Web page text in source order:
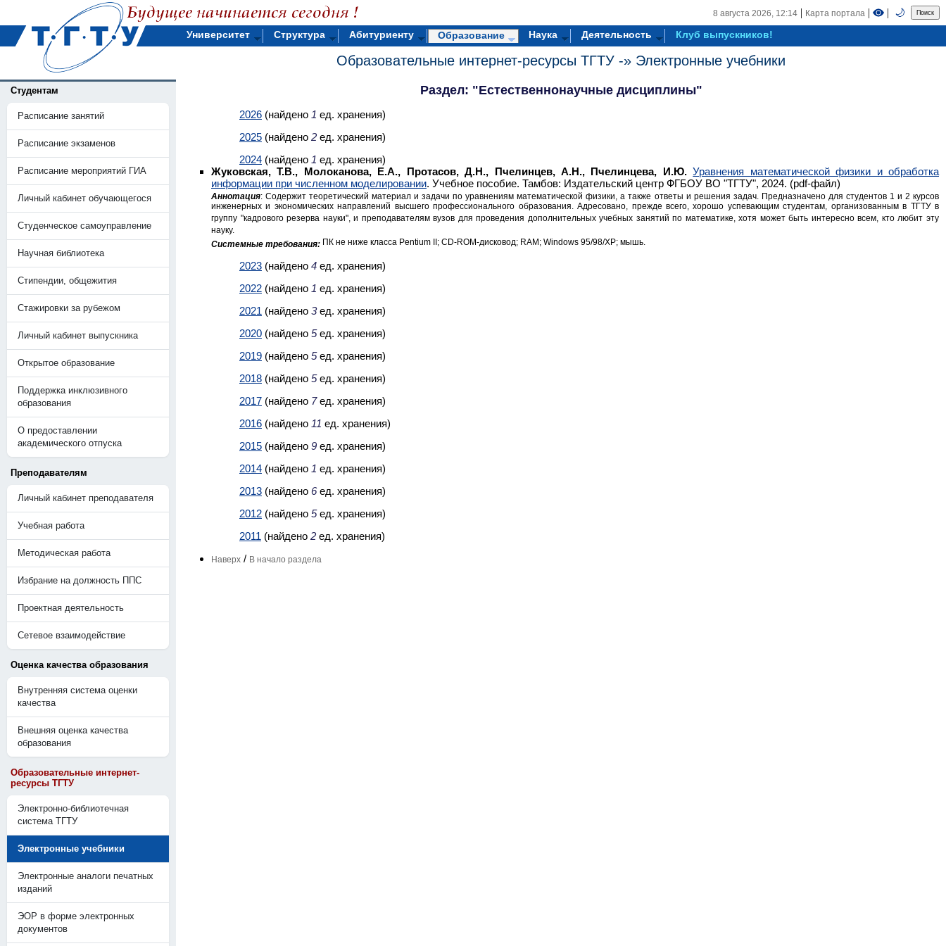
8 августа 2026, 12:14 | Карта портала | | 🌙
Университет Структура Абитуриенту Образование Наука Деятельность Клуб выпускников!
Образовательные интернет-ресурсы ТГТУ -» Электронные учебники
Студентам
Расписание занятий
Расписание экзаменов
Расписание мероприятий ГИА
Личный кабинет обучающегося
Студенческое самоуправление
Научная библиотека
Стипендии, общежития
Стажировки за рубежом
Личный кабинет выпускника
Открытое образование
Поддержка инклюзивного
образования
О предоставлении
академического отпуска
Преподавателям
Личный кабинет преподавателя
Учебная работа
Методическая работа
Избрание на должность ППС
Проектная деятельность
Сетевое взаимодействие
Оценка качества образования
Внутренняя система оценки
качества
Внешняя оценка качества
образования
Образовательные интернет-
ресурсы ТГТУ
Электронно-библиотечная
система ТГТУ
Электронные учебники
Электронные аналоги печатных
изданий
ЭОР в форме электронных
документов
Раздел: "Естественнонаучные дисциплины"
2026 (найдено 1 ед. хранения)
2025 (найдено 2 ед. хранения)
2024 (найдено 1 ед. хранения)
Жуковская, Т.В., Молоканова, Е.А., Протасов, Д.Н., Пчелинцев, А.Н., Пчелинцева, И.Ю. Уравнения математической физики и обработка
информации при численном моделировании. Учебное пособие. Тамбов: Издательский центр ФГБОУ ВО "ТГТУ", 2024. (pdf-файл)
Аннотация: Содержит теоретический материал и задачи по уравнениям математической физики, а также ответы и решения задач. Предназначено для студентов 1 и 2 курсов
инженерных и экономических направлений высшего профессионального образования. Адресовано, прежде всего, хорошо успевающим студентам, организованным в ТГТУ в
группу "кадрового резерва науки", и преподавателям вузов для проведения дополнительных учебных занятий по математике, хотя может быть интересно всем, кто любит эту
науку.
Системные требования: ПК не ниже класса Pentium II; CD-ROM-дисковод; RAM; Windows 95/98/XP; мышь.
2023 (найдено 4 ед. хранения)
2022 (найдено 1 ед. хранения)
2021 (найдено 3ед. хранения)
2020 (найдено 5ед. хранения)
2019 (найдено 5ед. хранения)
2018 (найдено 5ед. хранения)
2017 (найдено 7ед. хранения)
2016 (найдено 11 ед. хранения)
2015 (найдено 9 ед. хранения)
2014 (найдено 1 ед. хранения)
2013 (найдено 6ед. хранения)
2012 (найдено 5ед. хранения)
2011 (найдено 2 ед. хранения)
Наверх / В начало раздела